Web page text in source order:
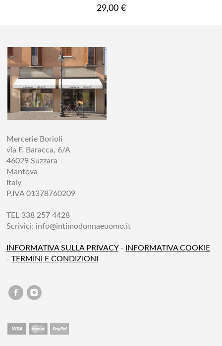
Prezzo
29,00 €
Mercerie Borioli
via F. Baracca, 6/A
46029 Suzzara
Mantova
Italy
P.IVA 01378760209
TEL 338 257 4428
Scrivici: info@intimodonnaeuomo.it
INFORMATIVA SULLA PRIVACY-
INFORMATIVA COOKIE
-TERMINI E CONDIZIONI